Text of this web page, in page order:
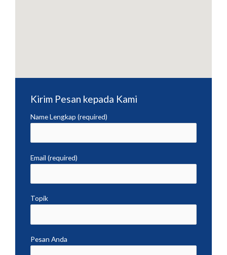
Kirim Pesan kepada Kami
Name Lengkap (required)
Email (required)
Topik
Pesan Anda